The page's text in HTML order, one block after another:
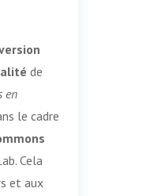
de
en
le cadre
Cela
et aux